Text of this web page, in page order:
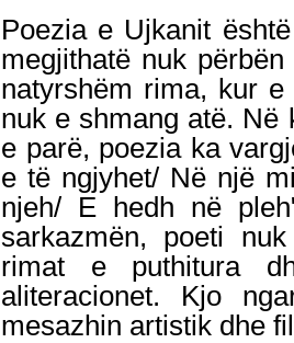
Poezia e Ujkanit
megjithatë nuk
natyrshëm rima, kur
nuk e shmang atë. Në
e parë, poezia ka
e të ngjyhet/ Në një
njeh/ E hedh në
sarkazmën, poeti
rimat e puthitura
aliteracionet. Kjo
mesazhin artistik dhe